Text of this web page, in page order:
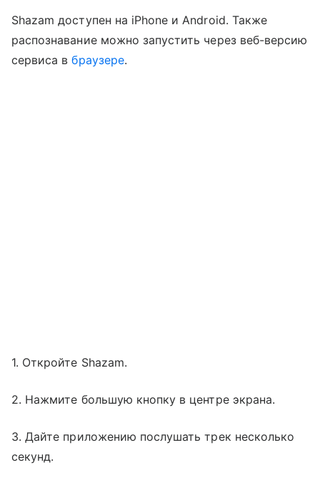
Shazam доступен на iPhone и Android. Также
распознавание можно запустить через веб-версию
сервиса вбраузере.
1. Откройте Shazam.
2. Нажмите большую кнопку в центре экрана.
3. Дайте приложению послушать трек несколько
секунд.